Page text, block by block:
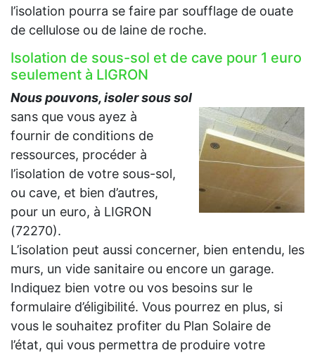
l’isolation pourra se faire par soufflage de ouate
de cellulose ou de laine de roche.
Isolation de sous-sol et de cave pour 1 euro
seulement à LIGRON
Nous pouvons, isoler sous sol
sans que vous ayez à
fournir de conditions de
ressources, procéder à
l’isolation de votre sous-sol,
ou cave, et bien d’autres,
pour un euro, à LIGRON
(72270).
L’isolation peut aussi concerner, bien entendu, les
murs, un vide sanitaire ou encore un garage.
Indiquez bien votre ou vos besoins sur le
formulaire d’éligibilité. Vous pourrez en plus, si
vous le souhaitez profiter du Plan Solaire de
l’état, qui vous permettra de produire votre